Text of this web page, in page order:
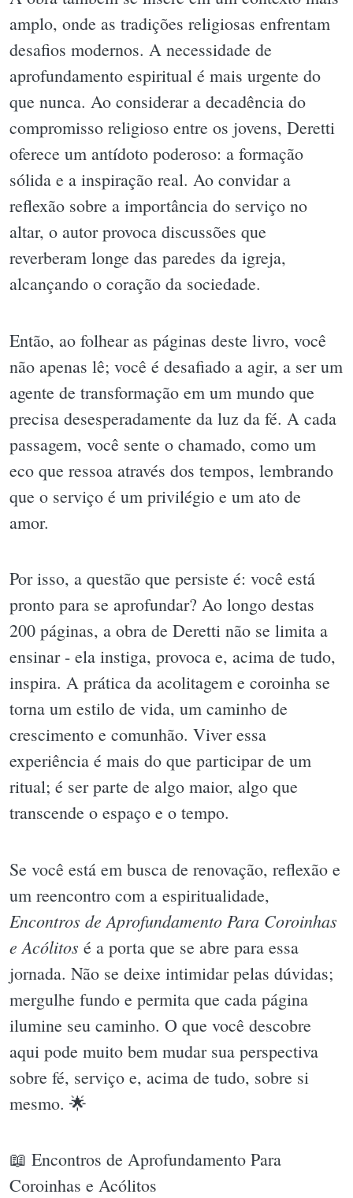
amplo, onde as tradições religiosas enfrentam
desafios modernos. A necessidade de
aprofundamento espiritual é mais urgente do
que nunca. Ao considerar a decadência do
compromisso religioso entre os jovens, Deretti
oferece um antídoto poderoso: a formação
sólida e a inspiração real. Ao convidar a
reflexão sobre a importância do serviço no
altar, o autor provoca discussões que
reverberam longe das paredes da igreja,
alcançando o coração da sociedade.
Então, ao folhear as páginas deste livro, você
não apenas lê; você é desafiado a agir, a ser um
agente de transformação em um mundo que
precisa desesperadamente da luz da fé. A cada
passagem, você sente o chamado, como um
eco que ressoa através dos tempos, lembrando
que o serviço é um privilégio e um ato de
amor.
Por isso, a questão que persiste é: você está
pronto para se aprofundar? Ao longo destas
200 páginas, a obra de Deretti não se limita a
ensinar - ela instiga, provoca e, acima de tudo,
inspira. A prática da acolitagem e coroinha se
torna um estilo de vida, um caminho de
crescimento e comunhão. Viver essa
experiência é mais do que participar de um
ritual; é ser parte de algo maior, algo que
transcende o espaço e o tempo.
Se você está em busca de renovação, reflexão e
um reencontro com a espiritualidade,
Encontros de Aprofundamento Para Coroinhas
e Acólitos é a porta que se abre para essa
jornada. Não se deixe intimidar pelas dúvidas;
mergulhe fundo e permita que cada página
ilumine seu caminho. O que você descobre
aqui pode muito bem mudar sua perspectiva
sobre fé, serviço e, acima de tudo, sobre si
mesmo. 🌟
📖 Encontros de Aprofundamento Para
Coroinhas e Acólitos